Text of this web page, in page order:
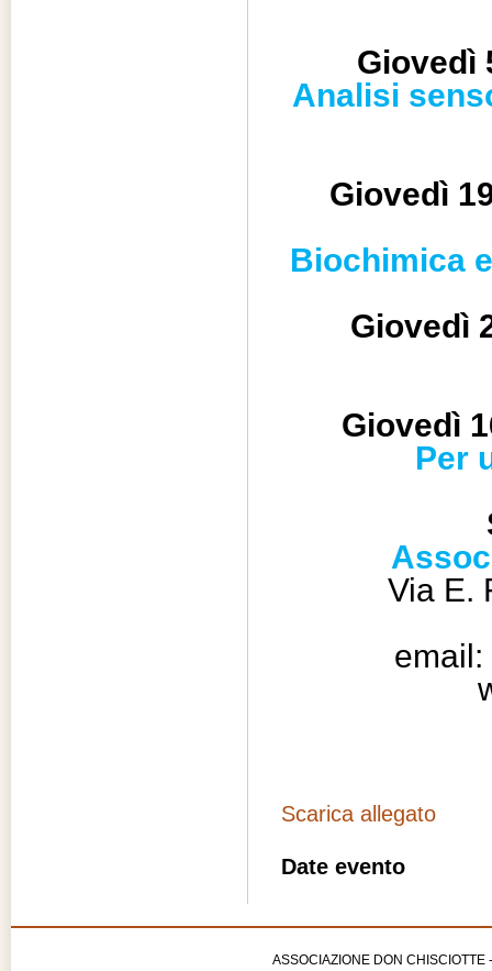
Giovedì
Analisi
Giovedì
Biochimica
Giovedì
Giovedì
Per
Via E.
Scarica allegato
Date evento
ASSOCIAZIONE DON